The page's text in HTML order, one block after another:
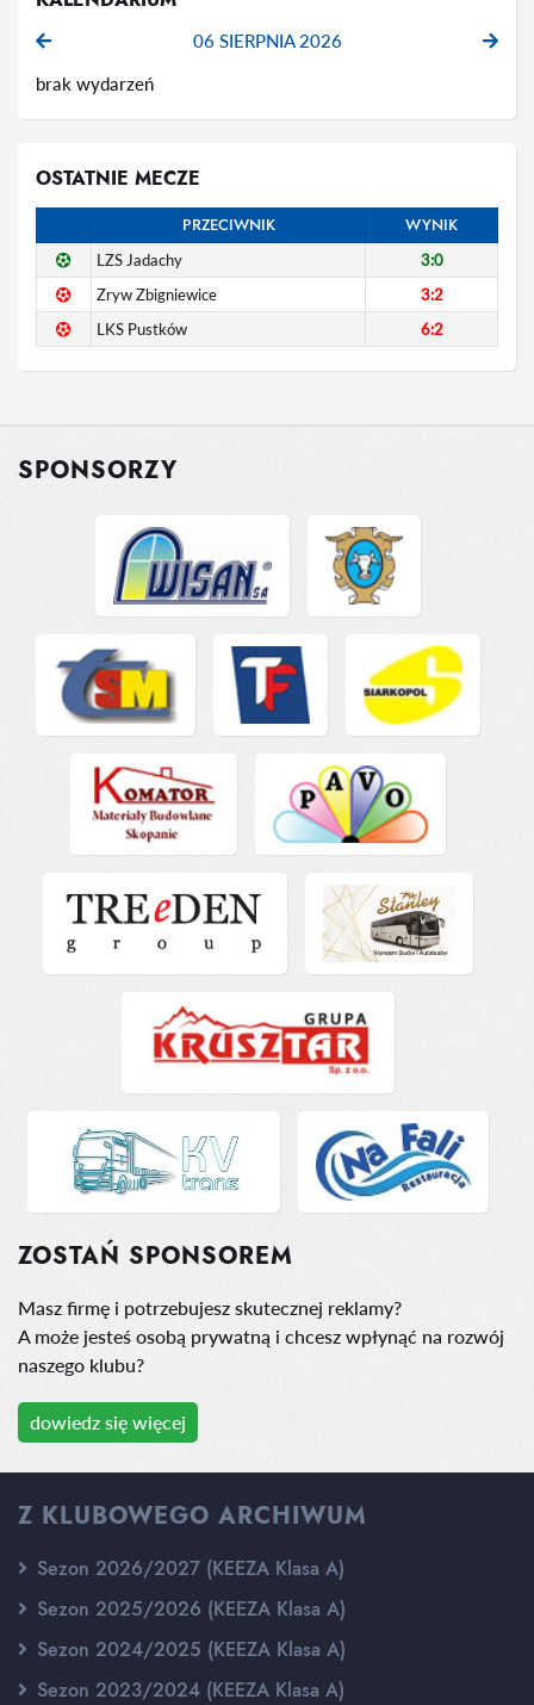
06 SIERPNIA 2026
brak wydarzeń
OSTATNIE MECZE
PRZECIWNIK WYNIK
LZS Jadachy
3:0
Zryw Zbigniewice
3:2
LKS Pustków
6:2
SPONSORZY
ZOSTAŃ SPONSOREM
Masz firmę i potrzebujesz skutecznej reklamy?
A może jesteś osobą prywatną i chcesz wpłynąć na rozwój
naszego klubu?
dowiedz się więcej
Z KLUBOWEGO ARCHIWUM
Sezon 2026/2027 (KEEZA Klasa A)
Sezon 2025/2026 (KEEZA Klasa A)
Sezon 2024/2025 (KEEZA Klasa A)
Sezon 2023/2024 (KEEZA Klasa A)